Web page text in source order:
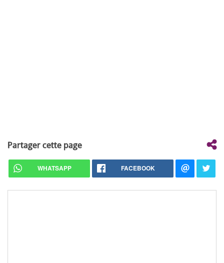
Partager cette page
WHATSAPP FACEBOOK